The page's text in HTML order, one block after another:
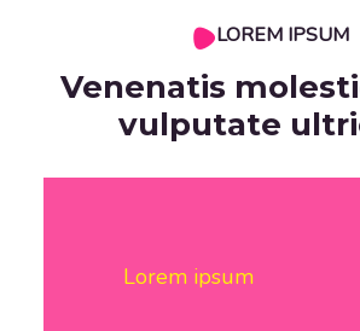
LOREM IPSUM
Venenatis
vulputate
Lorem ipsum